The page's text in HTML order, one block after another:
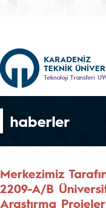
KARADENİZ
TEKNİK
Teknoloji Transferi
haberler
Merkezimiz
2209-A/B
Araştırma